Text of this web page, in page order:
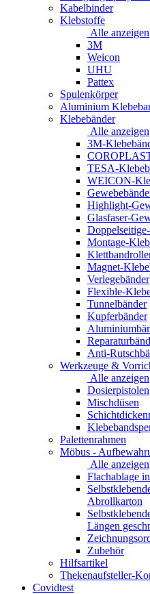
Kabelbinder
Klebstoffe
Alle anzeigen
3M
Weicon
UHU
Pattex
Spulenkörper
Aluminium
Klebebänder
Alle anzeigen
3M-
TESA-
WEICON-
Highlight-
Glasfaser-
Montage-
Magnet-
Verlegebänder
Flexible-
Tunnelbänder
Kupferbänder
Anti-
Werkzeuge &
Alle anzeigen
Dosierpistolen
Mischdüsen
Palettenrahmen
Möbus -
Alle anzeigen
Flachablage
Abrollkarton
Längen
Zubehör
Hilfsartikel
Thekenaufsteller-
Covidtest